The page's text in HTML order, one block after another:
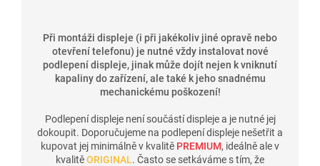
Při montáži displeje (i při jakékoliv jiné opravě nebo
otevření telefonu) je nutné vždy instalovat nové
podlepení displeje, jinak může dojít nejen k vniknutí
kapaliny do zařízení, ale také k jeho snadnému
mechanickému poškození!
Podlepení displeje není součástí displeje a je nutné jej
dokoupit. Doporučujeme na podlepení displeje nešetřit a
kupovat jej minimálně v kvalitě PREMIUM, ideálně ale v
kvalitěORIGINAL. Často se setkáváme s tím, že